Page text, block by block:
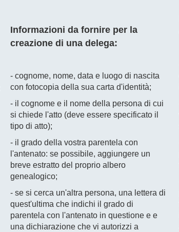
Informazioni da fornire per la
creazione di una delega:
- cognome, nome, data e luogo di nascita
con fotocopia della sua carta d'identità;
- il cognome e il nome della persona di cui
si chiede l'atto (deve essere specificato il
tipo di atto);
- il grado della vostra parentela con
l'antenato: se possibile, aggiungere un
breve estratto del proprio albero
genealogico;
- se si cerca un'altra persona, una lettera di
quest'ultima che indichi il grado di
parentela con l'antenato in questione e e
una dichiarazione che vi autorizzi a